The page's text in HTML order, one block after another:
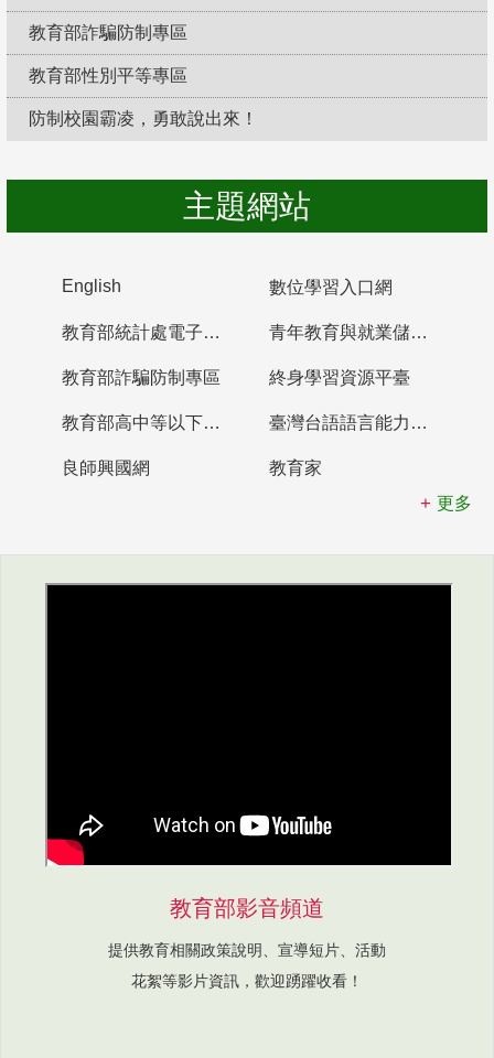
教育部詐騙防制專區
教育部性別平等專區
防制校園霸凌，勇敢說出來！
主題網站
English 數位學習入口網
教育部統計處電子書櫃 青年教育與就業儲蓄帳戶
教育部詐騙防制專區 終身學習資源平臺
教育部高中等以下學校及幼兒園教師資格檢定考試 臺灣台語語言能力認證網站
良師興國網
教育家
更多
教育部影音頻道
提供教育相關政策說明、宣導短片、活動
花絮等影片資訊，歡迎踴躍收看！